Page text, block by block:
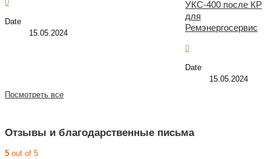
0
Date
15.05.2024
УКС-400 после КР
для
Ремэнергосервис
0
Date
15.05.2024
Посмотреть все
Отзывы и благодарственные письма
5 out of 5